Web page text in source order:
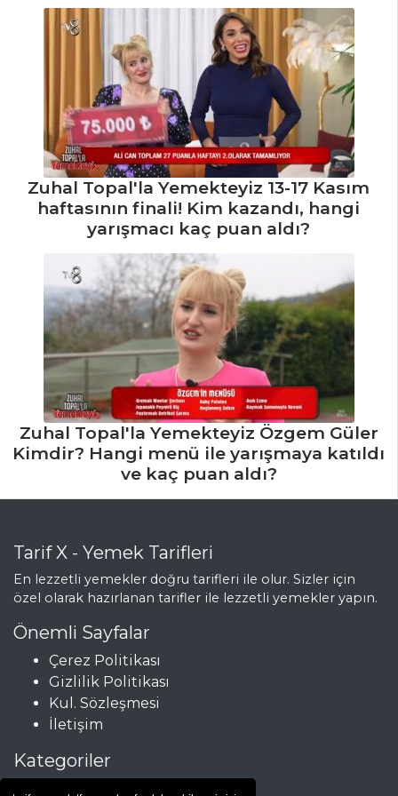
Zuhal Topal'la Yemekteyiz 13-17 Kasım
haftasının finali! Kim kazandı, hangi
yarışmacı kaç puan aldı?
Zuhal Topal'la Yemekteyiz Özgem Güler
Kimdir? Hangi menü ile yarışmaya katıldı
ve kaç puan aldı?
Tarif X - Yemek Tarifleri
En lezzetli yemekler doğru tarifleri ile olur. Sizler için
özel olarak hazırlanan tarifler ile lezzetli yemekler yapın.
Önemli Sayfalar
Çerez Politikası
Gizlilik Politikası
Kul. Sözleşmesi
İletişim
Kategoriler